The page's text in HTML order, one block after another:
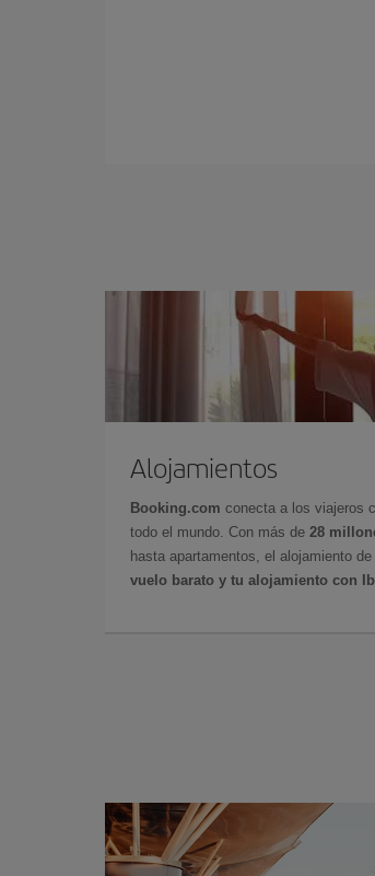
Alojamientos
Booking.com conecta a los viajeros
todo el mundo. Con más de 28
hasta apartamentos, el alojamiento
vuelo barato y tu alojamiento con